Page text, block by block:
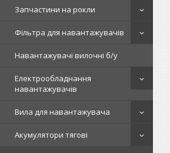
Запчастини на рокли
Фільтра для навантажувачів
Навантажувачі вилочні б/у
Електрообладнання
навантажувачів
Вила для навантажувача
Акумулятори тягові